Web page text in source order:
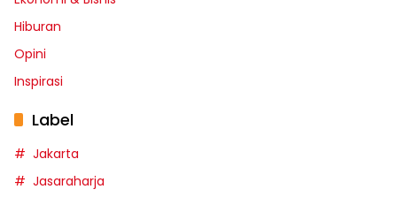
Hiburan
Opini
Inspirasi
Label
Jakarta
Jasaraharja